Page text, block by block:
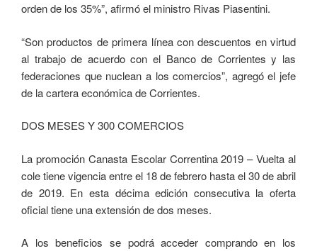
orden de los 35%”, afirmó el ministro Rivas Piasentini.
“Son productos de primera línea con descuentos en virtud
al trabajo de acuerdo con el Banco de Corrientes y las
federaciones que nuclean a los comercios”, agregó el jefe
de la cartera económica de Corrientes.
DOS MESES Y 300 COMERCIOS
La promoción Canasta Escolar Correntina 2019 – Vuelta al
cole tiene vigencia entre el 18 de febrero hasta el 30 de abril
de 2019. En esta décima edición consecutiva la oferta
oficial tiene una extensión de dos meses.
A los beneficios se podrá acceder comprando en los